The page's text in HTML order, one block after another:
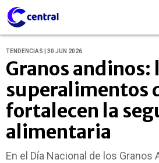
TENDENCIAS | 30 JUN 2026
Granos andinos:
superalimentos
fortalecen la
alimentaria
En el Día Nacional de los Granos